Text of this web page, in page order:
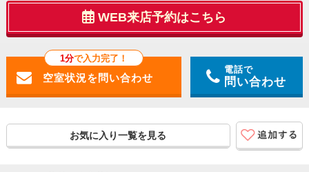
WEB来店予約はこちら
1分で入力完了！
電話で
問い合わせ
お気に入り一覧を見る